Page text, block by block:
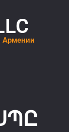
Армении